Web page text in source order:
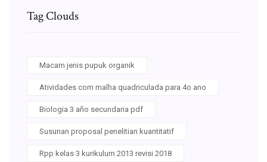
Tag Clouds
Macam jenis pupuk organik
Atividades com malha quadriculada para 4o ano
Biologia 3 año secundaria pdf
Susunan proposal penelitian kuantitatif
Rpp kelas 3 kurikulum 2013 revisi 2018